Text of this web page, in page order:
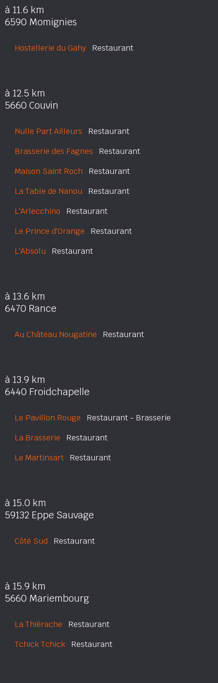
à 11.6 km
6590 Momignies
Hostellerie du Gahy Restaurant
à 12.5 km
5660 Couvin
Nulle Part Ailleurs Restaurant
Brasserie des Fagnes Restaurant
Maison Saint Roch Restaurant
La Table de Nanou Restaurant
L'Arlecchino Restaurant
Le Prince d'Orange Restaurant
L'Absolu Restaurant
à 13.6 km
6470 Rance
Au Château Nougatine Restaurant
à 13.9 km
6440 Froidchapelle
Le Pavillon Rouge Restaurant - Brasserie
La Brasserie Restaurant
Le Martinsart Restaurant
à 15.0 km
59132 Eppe Sauvage
Côté Sud Restaurant
à 15.9 km
5660 Mariembourg
La Thiérache Restaurant
Tchick Tchick Restaurant